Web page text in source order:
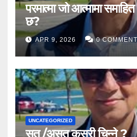
परमात्मा जो आत्मामा
छ?
APR 9, 2026 0
UNCATEGORIZED
सत /असत कसरी चिन्ने ?